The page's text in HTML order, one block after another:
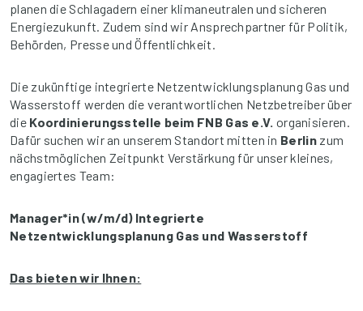
planen die Schlagadern einer klimaneutralen und sicheren
Energiezukunft. Zudem sind wir Ansprechpartner für Politik,
Behörden, Presse und Öffentlichkeit.
Die zukünftige integrierte Netzentwicklungsplanung Gas und
Wasserstoff werden die verantwortlichen Netzbetreiber über
die Koordinierungsstelle beim FNB Gas e.V. organisieren.
Dafür suchen wir an unserem Standort mitten in Berlinzum
nächstmöglichen Zeitpunkt Verstärkung für unser kleines,
engagiertes Team:
Manager*in (w/m/d) Integrierte
Netzentwicklungsplanung Gas und Wasserstoff
Das bieten wir Ihnen: